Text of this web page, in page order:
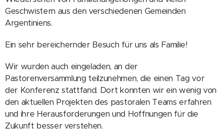
Geschwistern aus den verschiedenen Gemeinden
Argentiniens.
Ein sehr bereichernder Besuch für uns als Familie!
Wir wurden auch eingeladen, an der
Pastorenversammlung teilzunehmen, die einen Tag vor
der Konferenz stattfand. Dort konnten wir ein wenig von
den aktuellen Projekten des pastoralen Teams erfahren
und ihre Herausforderungen und Hoffnungen für die
Zukunft besser verstehen.